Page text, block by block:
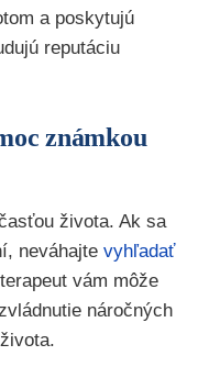
a poskytujú
reputáciu
známkou
života. Ak sa
neváhajte vyhľadať
vám môže
náročných